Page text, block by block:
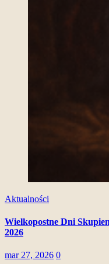
Aktualności
Wielkopostne Dni
2026
mar 27, 2026 0